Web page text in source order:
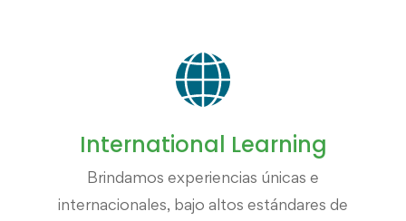
International Learning
Brindamos experiencias únicas e
internacionales, bajo altos estándares de